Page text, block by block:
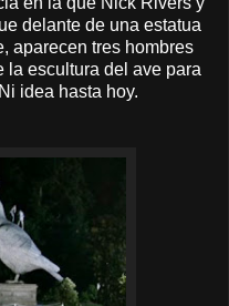
delante de una estatua
aparecen tres hombres
la escultura del ave para
idea hasta hoy.